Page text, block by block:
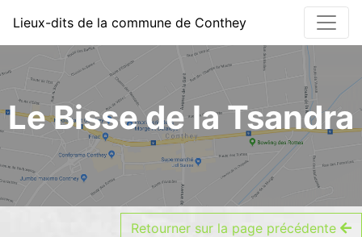
Détails du lieu-dit -
Lieux-dits de la commune de Conthey
Le Bisse de la Tsandra
Retourner sur la page précédente